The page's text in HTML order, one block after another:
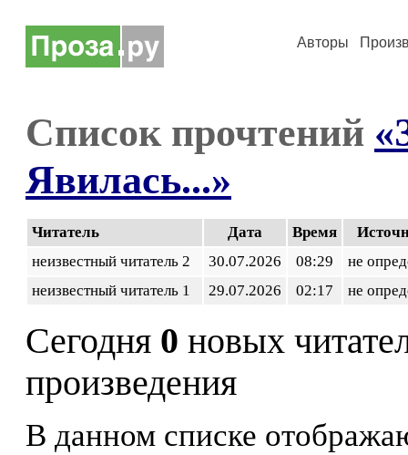
Авторы
Список прочтений
Явилась...»
Читатель Дата Время
неизвестный читатель 2
30.07.2026 08:29
не
неизвестный читатель 1
29.07.2026 02:17 не
Сегодня 0 новых
произведения
В данном списке